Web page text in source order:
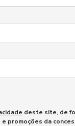
deste site, de
promoções da